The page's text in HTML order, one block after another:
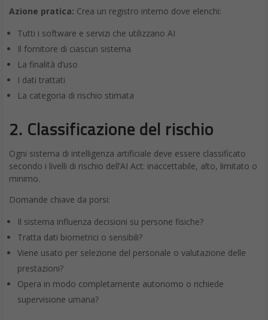
Azione pratica: Crea un registro interno dove elenchi:
Tutti i software e servizi che utilizzano AI
Il fornitore di ciascun sistema
La finalità d’uso
I dati trattati
La categoria di rischio stimata
2. Classificazione del rischio
Ogni sistema di intelligenza artificiale deve essere classificato
secondo i livelli di rischio dell’AI Act: inaccettabile, alto, limitato o
minimo.
Domande chiave da porsi:
Il sistema influenza decisioni su persone fisiche?
Tratta dati biometrici o sensibili?
Viene usato per selezione del personale o valutazione delle
prestazioni?
Opera in modo completamente autonomo o richiede
supervisione umana?